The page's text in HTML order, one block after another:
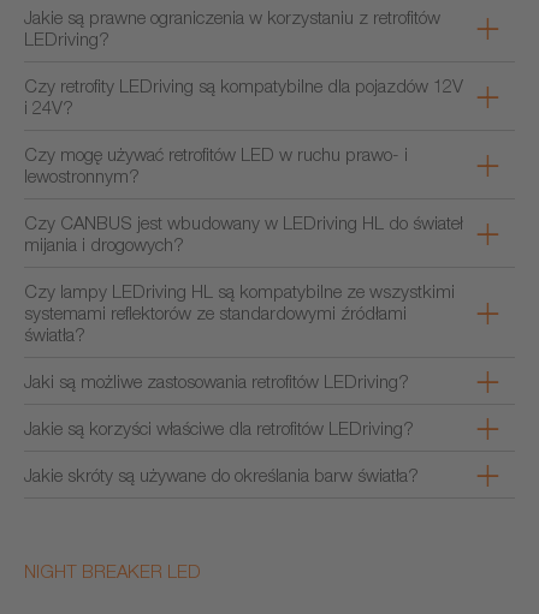
Jakie są prawne ograniczenia w korzystaniu z retrofitów
LEDriving?
Czy retrofity LEDriving są kompatybilne dla pojazdów 12V
i 24V?
Czy mogę używać retrofitów LED w ruchu prawo- i
lewostronnym?
Czy CANBUS jest wbudowany w LEDriving HL do świateł
mijania i drogowych?
Czy lampy LEDriving HL są kompatybilne ze wszystkimi
systemami reflektorów ze standardowymi źródłami
światła?
Jaki są możliwe zastosowania retrofitów LEDriving?
Jakie są korzyści właściwe dla retrofitów LEDriving?
Jakie skróty są używane do określania barw światła?
NIGHT BREAKER LED